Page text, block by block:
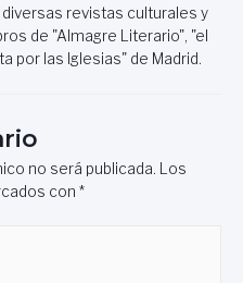
revistas culturales y
de "Almagre Literario", "el
por las Iglesias" de Madrid.
no será publicada. Los
con *